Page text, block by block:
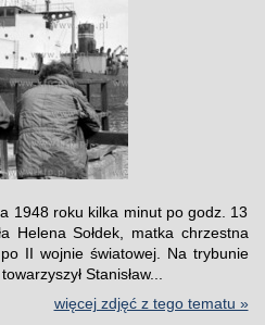
1948 roku kilka minut po godz. 13
Helena Sołdek, matka chrzestna
II wojnie światowej. Na trybunie
Stanisław...
więcej zdjęć z tego tematu »